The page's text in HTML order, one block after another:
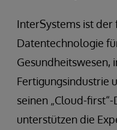
InterSystems ist
Datentechnologie
Gesundheitswesen,
Fertigungsindustrie
seinen „Cloud-
unterstützen die